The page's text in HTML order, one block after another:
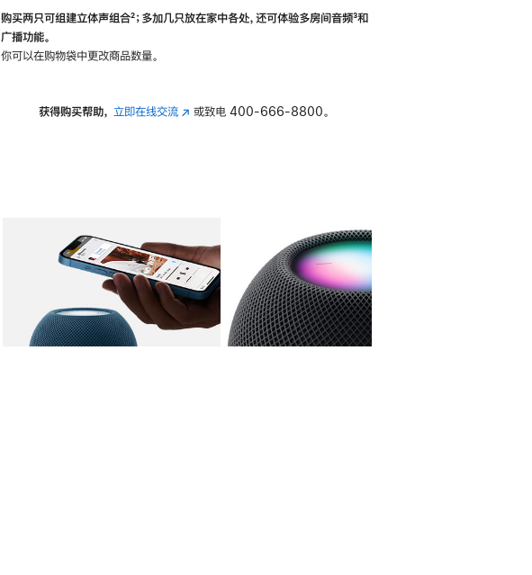
购买两只可组建立体声组合脚
²；多加几只放在家中各处，还可体验多‍房‍间音频脚
³和
广播功能。
你可以在购物袋中更改商品数量。
获得购买帮助， 立即在线交流(在 或致电 400-666-8800。
图库 图像 4 图库 图像 5